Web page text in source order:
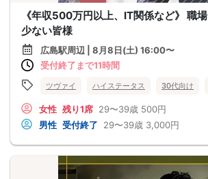
《年収500万円以上、IT関係など》 職
少ない皆様
広島駅周辺 | 8月8日(土) 16:00〜
受付終了まで11時間
ツヴァイ ハイステータス 30代向け
女性 残り1席 29〜39歳 500円
男性 受付終了 29〜39歳 3,000円